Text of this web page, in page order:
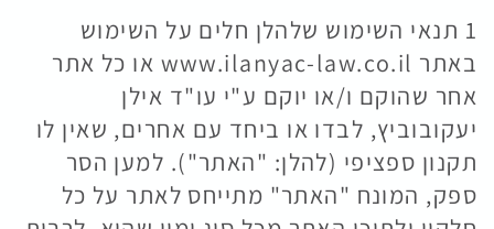
1 תנאי השימוש שלהלן חלים על השימוש
באתר www.ilanyac-law.co.il או כל אתר
אחר שהוקם ו/או יוקם ע"י עו"ד אילן
יעקובוביץ, לבדו או ביחד עם אחרים, שאין לו
תקנון ספציפי (להלן: "האתר"). למען הסר
ספק, המונח "האתר" מתייחס לאתר על כל